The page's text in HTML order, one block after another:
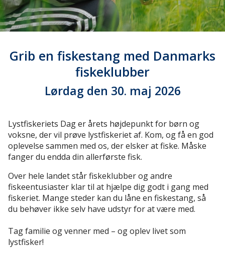
Grib en fiskestang med Danmarks
fiskeklubber
Lørdag den 30. maj 2026
Lystfiskeriets Dag er årets højdepunkt for børn og
voksne, der vil prøve lystfiskeriet af. Kom, og få en god
oplevelse sammen med os, der elsker at fiske. Måske
fanger du endda din allerførste fisk.
Over hele landet står fiskeklubber og andre
fiskeentusiaster klar til at hjælpe dig godt i gang med
fiskeriet. Mange steder kan du låne en fiskestang, så
du behøver ikke selv have udstyr for at være med.
Tag familie og venner med – og oplev livet som
lystfisker!